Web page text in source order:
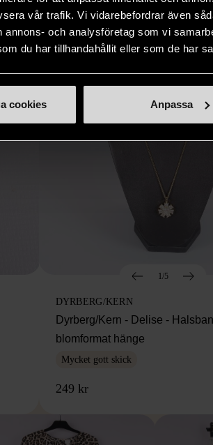
vår trafik. Vi vidarebefordrar även
annons- och analysföretag som vi
du har tillhandahållit eller som de har
cookies Anpassa
1/5
DYRBERG/KERN
Dyrberg/Kern - Delise -
blomformat hänge
Mycket gott skick
249 kr